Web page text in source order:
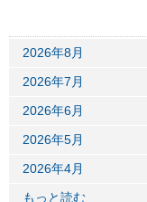
2026年8月
2026年7月
2026年6月
2026年5月
2026年4月
もっと読む